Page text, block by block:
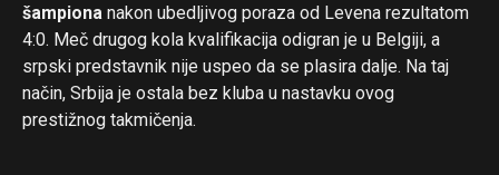
šampiona nakon ubedljivog poraza od Levena rezultatom
4:0. Meč drugog kola kvalifikacija odigran je u Belgiji, a
srpski predstavnik nije uspeo da se plasira dalje. Na taj
način, Srbija je ostala bez kluba u nastavku ovog
prestižnog takmičenja.